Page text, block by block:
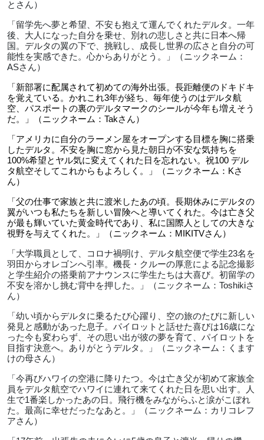
とさん）
「留学先へ夢と希望、不安も抱えて運んでくれたデルタ。一年
後、大人になった自分を乗せ、別れの悲しさと共に日本へ帰
国。デルタの翼の下で、挑戦し、成長し世界の広さと自分の可
能性を実感できた。心からありがとう。」（ニックネーム：
ASさん）
「新部署に配属されて初めての海外出張。長距離便のドキドキ
を覚えている。かれこれ3年が経ち、毎年使うのはデルタ航
空、パスポートの裏のデルタマークのシールが今年も増えそう
だ。」（ニックネーム： Takさん）
「アメリカに自分のラーメン屋をオープンする目標を胸に搭乗
したデルタ。不安を胸に窓から見た朝日が不安な気持ちを
100%希望とヤル気に変えてくれた日を忘れない。祝100 デル
タ航空そしてこれからもよろしく。」（ニックネーム： Kさ
ん）
「父の仕事で家族と共に渡米したあの頃。長期休みにデルタの
翼がいつも私たちを新しい冒険へと導いてくれた。今は亡き父
が最も輝いていた黄金時代であり、私に国際人としての大きな
視野を与えてくれた。」（ニックネーム： MIKITVさん）
「大学職員として、コロナ禍明け、デルタ航空便で学生23名を
羽田からオレゴンへ引率。機長・クルーの厚意による記念撮影
と学生紹介の搭乗前アナウンスに学生たちは大喜び。初留学の
不安を溶かし挑む背中を押した。」（ニックネーム： Toshikiさ
ん）
「幼い頃からデルタに乗るたび心躍り、空の旅のたびに新しい
発見と感動があった息子。パイロットと話せた喜びは16歳にな
った今も変わらず、その思い出が彼の夢を育て、パイロットを
目指す決意へ。ありがとうデルタ。」（ニックネーム：くます
けの母さん）
「今再びハワイの空港に降りたつ。今は亡き父が初めて家族全
員をデルタ航空でハワイに連れて来てくれた日を思い出す。人
生で1番楽しかったあの日。飛行機をみながらふと涙がこぼれ
た。最高に幸せだったなあと。」（ニックネーム：カリコレフ
アさん）